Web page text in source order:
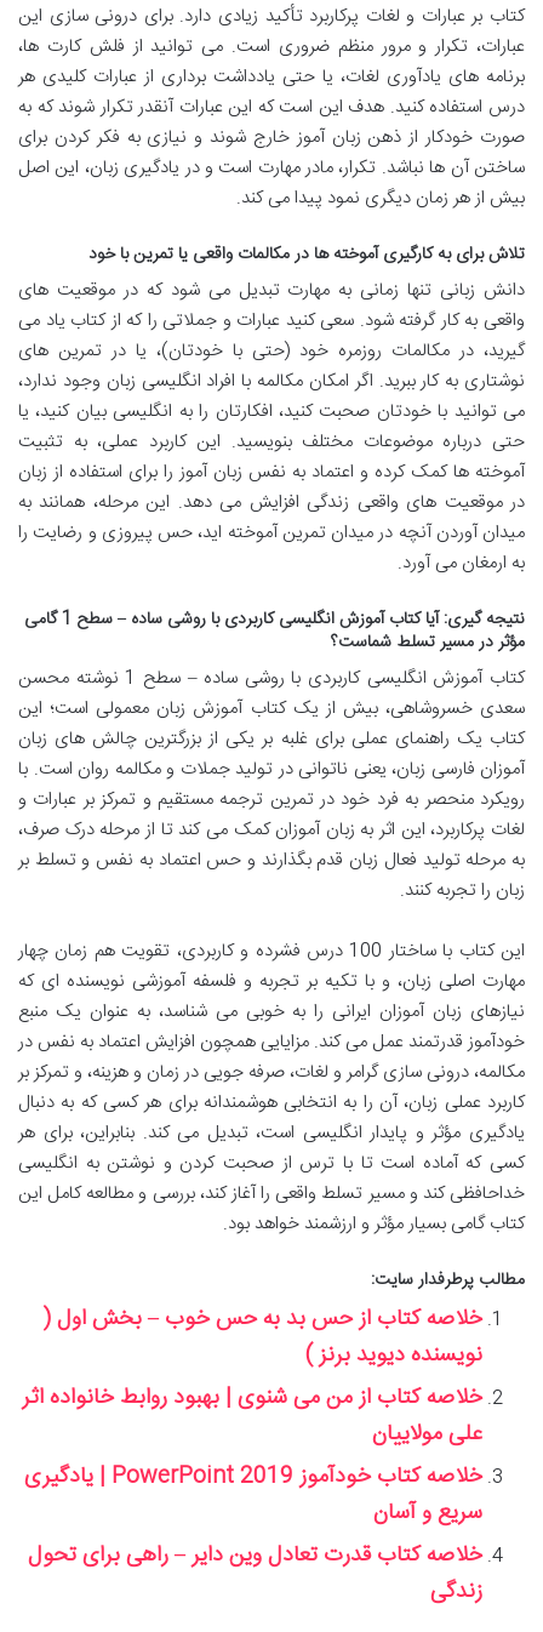
کتاب بر عبارات و لغات پرکاربرد تأکید زیادی دارد. برای درونی سازی این
عبارات، تکرار و مرور منظم ضروری است. می توانید از فلش کارت ها،
برنامه های یادآوری لغات، یا حتی یادداشت برداری از عبارات کلیدی هر
درس استفاده کنید. هدف این است که این عبارات آنقدر تکرار شوند که به
صورت خودکار از ذهن زبان آموز خارج شوند و نیازی به فکر کردن برای
ساختن آن ها نباشد. تکرار، مادر مهارت است و در یادگیری زبان، این اصل
بیش از هر زمان دیگری نمود پیدا می کند.
تلاش برای به کارگیری آموخته ها در مکالمات واقعی یا تمرین با خود
دانش زبانی تنها زمانی به مهارت تبدیل می شود که در موقعیت های
واقعی به کار گرفته شود. سعی کنید عبارات و جملاتی را که از کتاب یاد می
گیرید، در مکالمات روزمره خود (حتی با خودتان)، یا در تمرین های
نوشتاری به کار ببرید. اگر امکان مکالمه با افراد انگلیسی زبان وجود ندارد،
می توانید با خودتان صحبت کنید، افکارتان را به انگلیسی بیان کنید، یا
حتی درباره موضوعات مختلف بنویسید. این کاربرد عملی، به تثبیت
آموخته ها کمک کرده و اعتماد به نفس زبان آموز را برای استفاده از زبان
در موقعیت های واقعی زندگی افزایش می دهد. این مرحله، همانند به
میدان آوردن آنچه در میدان تمرین آموخته اید، حس پیروزی و رضایت را
به ارمغان می آورد.
نتیجه گیری: آیا کتاب آموزش انگلیسی کاربردی با روشی ساده – سطح 1 گامی
مؤثر در مسیر تسلط شماست؟
کتاب آموزش انگلیسی کاربردی با روشی ساده – سطح 1 نوشته محسن
سعدی خسروشاهی، بیش از یک کتاب آموزش زبان معمولی است؛ این
کتاب یک راهنمای عملی برای غلبه بر یکی از بزرگترین چالش های زبان
آموزان فارسی زبان، یعنی ناتوانی در تولید جملات و مکالمه روان است. با
رویکرد منحصر به فرد خود در تمرین ترجمه مستقیم و تمرکز بر عبارات و
لغات پرکاربرد، این اثر به زبان آموزان کمک می کند تا از مرحله درک صرف،
به مرحله تولید فعال زبان قدم بگذارند و حس اعتماد به نفس و تسلط بر
زبان را تجربه کنند.
این کتاب با ساختار 100 درس فشرده و کاربردی، تقویت هم زمان چهار
مهارت اصلی زبان، و با تکیه بر تجربه و فلسفه آموزشی نویسنده ای که
نیازهای زبان آموزان ایرانی را به خوبی می شناسد، به عنوان یک منبع
خودآموز قدرتمند عمل می کند. مزایایی همچون افزایش اعتماد به نفس در
مکالمه، درونی سازی گرامر و لغات، صرفه جویی در زمان و هزینه، و تمرکز بر
کاربرد عملی زبان، آن را به انتخابی هوشمندانه برای هر کسی که به دنبال
یادگیری مؤثر و پایدار انگلیسی است، تبدیل می کند. بنابراین، برای هر
کسی که آماده است تا با ترس از صحبت کردن و نوشتن به انگلیسی
خداحافظی کند و مسیر تسلط واقعی را آغاز کند، بررسی و مطالعه کامل این
کتاب گامی بسیار مؤثر و ارزشمند خواهد بود.
مطالب پرطرفدار سایت:
خلاصه کتاب از حس بد به حس خوب – بخش اول (
نویسنده دیوید برنز )
خلاصه کتاب از من می شنوی | بهبود روابط خانواده اثر
علی مولاییان
خلاصه کتاب خودآموز PowerPoint 2019 | یادگیری
سریع و آسان
خلاصه کتاب قدرت تعادل وین دایر – راهی برای تحول
زندگی